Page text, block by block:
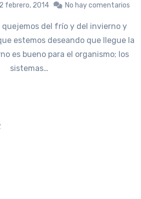
febrero, 2014 No hay comentarios
estemos deseando que llegue la
es bueno para el organismo; los
sistemas…